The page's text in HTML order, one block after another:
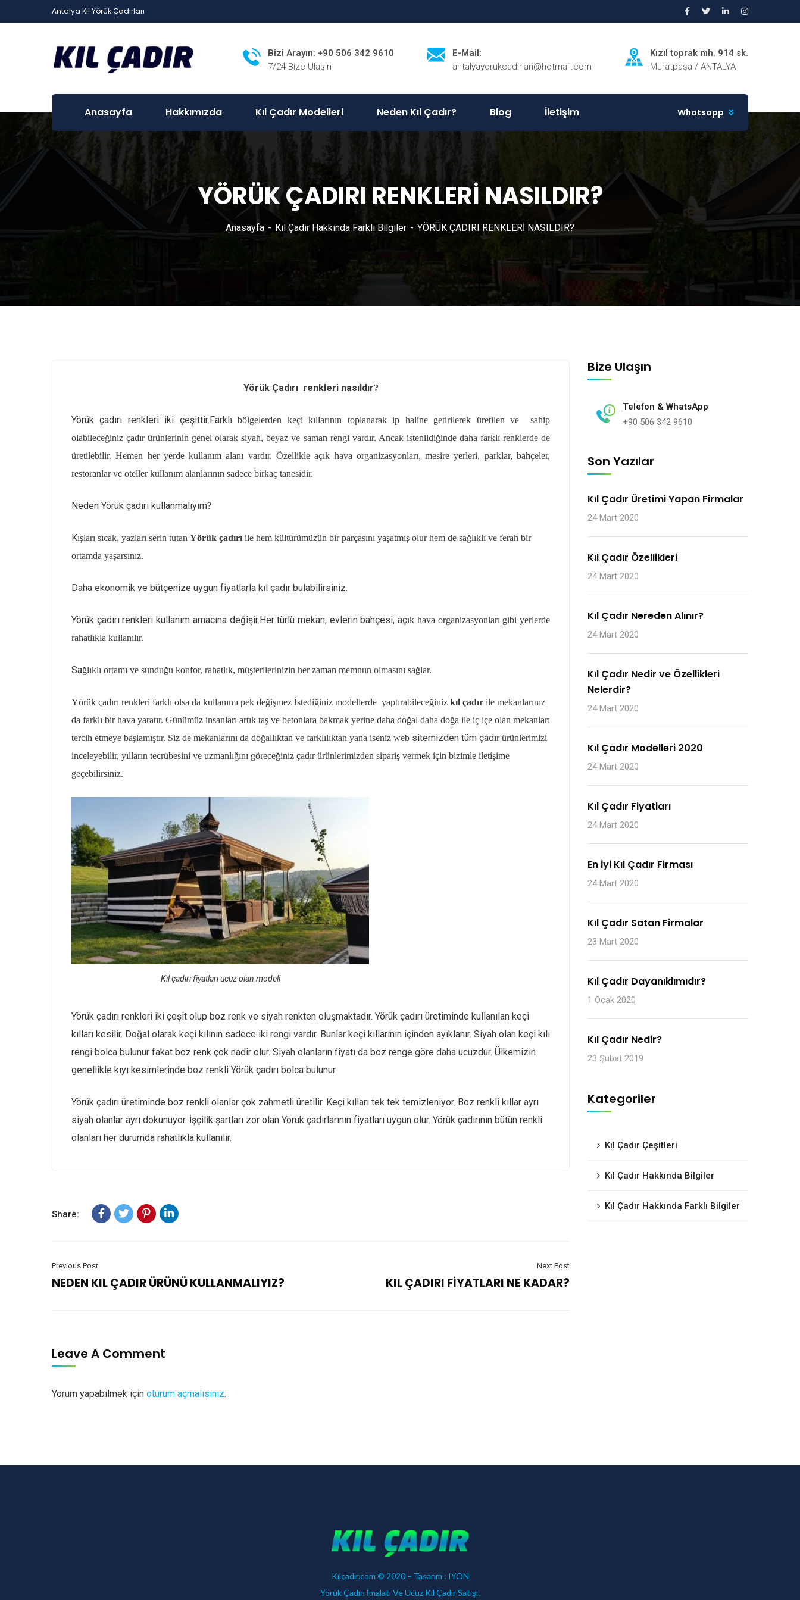
Antalya Kıl Yörük Çadırları
Bizi Arayın: +90 506 342 9610
7/24 Bize Ulaşın
E-Mail:
antalyayorukcadirlari@hotmail.com
Kızıl toprak mh. 914 sk.
Muratpaşa / ANTALYA
Anasayfa Hakkımızda Kıl Çadır Modelleri Neden Kıl Çadır? Blog İletişim Whatsapp
YÖRÜK ÇADIRI RENKLERİ NASILDIR?
Anasayfa Kıl Çadır Hakkında Farklı Bilgiler YÖRÜK ÇADIRI RENKLERİ NASILDIR?
Yörük Çadırı renkleri nasıldır?
Yörük çadırı renkleri iki çeşittir.Farklı bölgelerden keçi kıllarının toplanarak ip haline getirilerek üretilen ve sahip
olabileceğiniz çadır ürünlerinin genel olarak siyah, beyaz ve saman rengi vardır. Ancak istenildiğinde daha farklı renklerde de
üretilebilir. Hemen her yerde kullanım alanı vardır. Özellikle açık hava organizasyonları, mesire yerleri, parklar, bahçeler,
restoranlar ve oteller kullanım alanlarının sadece birkaç tanesidir.
Neden Yörük çadırı kullanmalıyım?
Kışları sıcak, yazları serin tutan Yörük çadırı ile hem kültürümüzün bir parçasını yaşatmış olur hem de sağlıklı ve ferah bir
ortamda yaşarsınız.
Daha ekonomik ve bütçenize uygun fiyatlarla kıl çadır bulabilirsiniz.
Yörük çadırı renkleri kullanım amacına değişir.Her türlü mekan, evlerin bahçesi, açık hava organizasyonları gibi yerlerde
rahatlıkla kullanılır.
Sağlıklı ortamı ve sunduğu konfor, rahatlık, müşterilerinizin her zaman memnun olmasını sağlar.
Yörük çadırı renkleri farklı olsa da kullanımı pek değişmez İstediğiniz modellerde yaptırabileceğiniz kıl çadır ile mekanlarınız
da farklı bir hava yaratır. Günümüz insanları artık taş ve betonlara bakmak yerine daha doğal daha doğa ile iç içe olan mekanları
tercih etmeye başlamıştır. Siz de mekanlarını da doğallıktan ve farklılıktan yana iseniz web sitemizden tüm çadır ürünlerimizi
inceleyebilir, yılların tecrübesini ve uzmanlığını göreceğiniz çadır ürünlerimizden sipariş vermek için bizimle iletişime
geçebilirsiniz.
Kıl çadırı fiyatları ucuz olan modeli
Yörük çadırı renkleri iki çeşit olup boz renk ve siyah renkten oluşmaktadır. Yörük çadırı üretiminde kullanılan keçi
kılları kesilir. Doğal olarak keçi kılının sadece iki rengi vardır. Bunlar keçi kıllarının içinden ayıklanır. Siyah olan keçi kılı
rengi bolca bulunur fakat boz renk çok nadir olur. Siyah olanların fiyatı da boz renge göre daha ucuzdur. Ülkemizin
genellikle kıyı kesimlerinde boz renkli Yörük çadırı bolca bulunur.
Yörük çadırı üretiminde boz renkli olanlar çok zahmetli üretilir. Keçi kılları tek tek temizleniyor. Boz renkli kıllar ayrı
siyah olanlar ayrı dokunuyor. İşçilik şartları zor olan Yörük çadırlarının fiyatları uygun olur. Yörük çadırının bütün renkli
olanları her durumda rahatlıkla kullanılır.
Share:
Previous Post
NEDEN KIL ÇADIR ÜRÜNÜ KULLANMALIYIZ?
Next Post
KIL ÇADIRI FİYATLARI NE KADAR?
Leave A Comment
Yorum yapabilmek için oturum açmalısınız.
Bize Ulaşın
Telefon & WhatsApp
+90 506 342 9610
Son Yazılar
Kıl Çadır Üretimi Yapan Firmalar
24 Mart 2020
Kıl Çadır Özellikleri
24 Mart 2020
Kıl Çadır Nereden Alınır?
24 Mart 2020
Kıl Çadır Nedir ve Özellikleri
Nelerdir?
24 Mart 2020
Kıl Çadır Modelleri 2020
24 Mart 2020
Kıl Çadır Fiyatları
24 Mart 2020
En İyi Kıl Çadır Firması
24 Mart 2020
Kıl Çadır Satan Firmalar
23 Mart 2020
Kıl Çadır Dayanıklımıdır?
1 Ocak 2020
Kıl Çadır Nedir?
23 Şubat 2019
Kategoriler
Kıl Çadır Çeşitleri
Kıl Çadır Hakkında Bilgiler
Kıl Çadır Hakkında Farklı Bilgiler
Kılçadır.com © 2020 – Tasarım : IYON
Yörük Çadırı İmalatı Ve Ucuz Kıl Çadır Satışı.